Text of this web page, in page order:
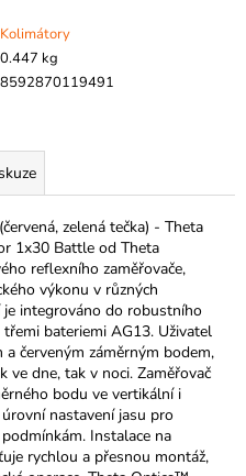
Kolimátory
0.447 kg
8592870119491
zelená tečka) - Theta
1x30 Battle od Theta
reflexního zaměřovače,
výkonu v různých
je integrováno do robustního
bateriemi AG13. Uživatel
červeným záměrným bodem,
ve dne, tak v noci. Zaměřovač
bodu ve vertikální i
nastavení jasu pro
Instalace na
rychlou a přesnou montáž,